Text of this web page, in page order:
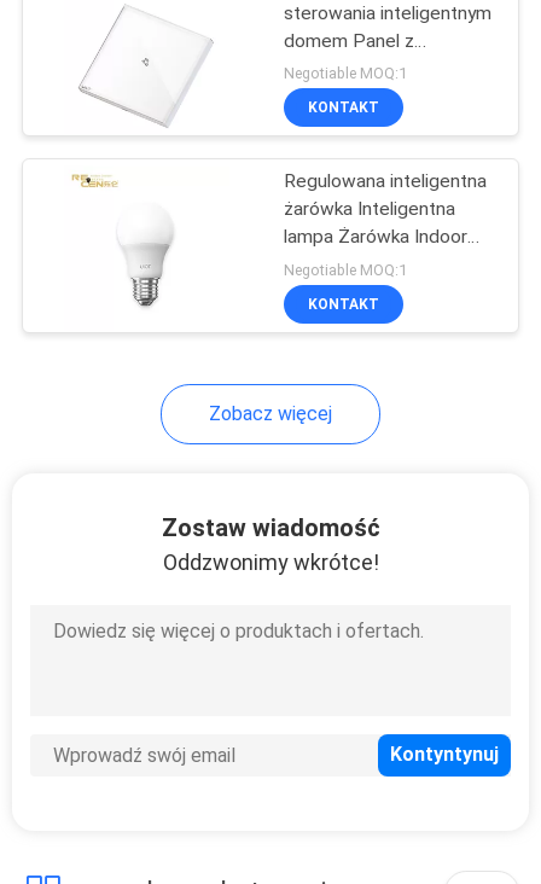
Gondola
podwieszana
Sprzęt do
materiałów
budowlanych
Smart House
sterowania inteligentnym
domem Panel z
czterema scenami
Przełącznik dotykowy na
ścianie
Negotiable MOQ:1
KONTAKT
Regulowana inteligentna
żarówka Inteligentna
lampa Żarówka Indoor
Bright Cloud Intelligence
Negotiable MOQ:1
KONTAKT
Zobacz więcej
Zostaw wiadomość
Oddzwonimy wkrótce!